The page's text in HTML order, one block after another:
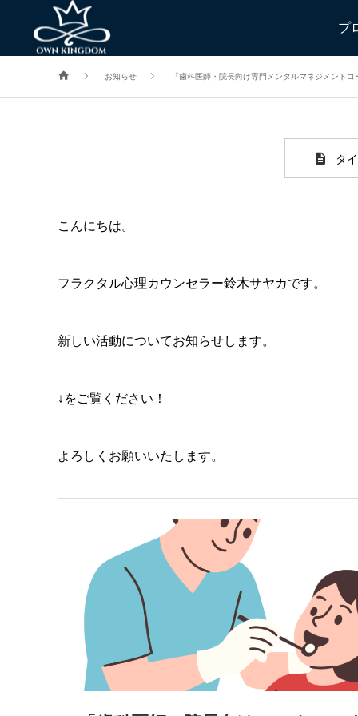
プ
「歯科医師・院長向
お知らせ 「歯科医師・院長向け専門メンタルマネジメント
タ
こんにちは。
フラクタル心理カウンセラー鈴木サヤカです。
新しい活動についてお知らせします。
↓をご覧ください！
よろしくお願いいたします。